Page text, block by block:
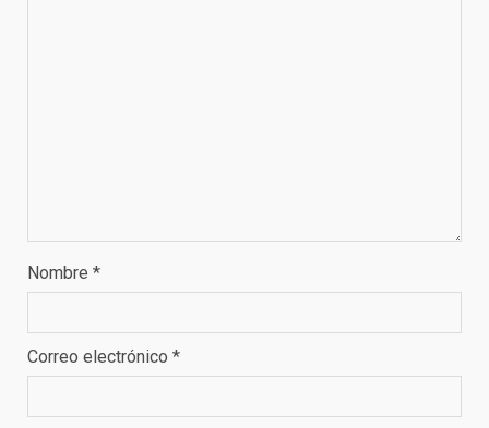
Nombre *
Correo electrónico *